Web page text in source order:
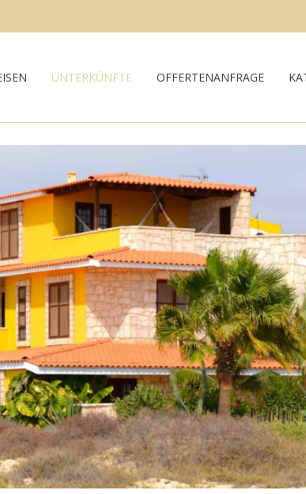
UNTERKÜNFTE OFFERTENANFRAGE